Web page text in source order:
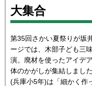
大集合
第35回さかい夏祭りが坂
ージでは、木部子ども三
演。廃材を使ったアイデ
体のかがしが集結しまし
(兵庫小5年)は「細かく作